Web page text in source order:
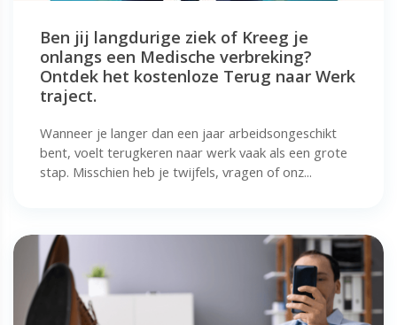
Ben jij langdurige ziek of Kreeg je
onlangs een Medische verbreking?
Ontdek het kostenloze Terug naar Werk
traject.
Wanneer je langer dan een jaar arbeidsongeschikt
bent, voelt terugkeren naar werk vaak als een grote
stap. Misschien heb je twijfels, vragen of onz...